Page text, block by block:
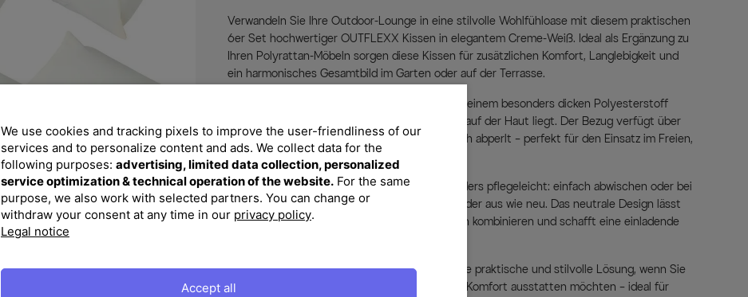
Verwandeln Sie Ihre Outdoor-Lounge in eine stilvolle Wohlfühloase mit diesem praktischen
6er Set hochwertiger OUTFLEXX Kissen in elegantem Creme-Weiß. Ideal als Ergänzung zu
Ihren Polyrattan-Möbeln sorgen diese Kissen für zusätzlichen Komfort, Langlebigkeit und
ein harmonisches Gesamtbild im Garten oder auf der Terrasse.
Jedes Kissen misst ca. 45 x 45 cm und ist mit einem besonders dicken Polyesterstoff
(300g/m²) ausgestattet, der angenehm weich auf der Haut liegt. Der Bezug verfügt über
eine PA-Beschichtung, wodurch Wasser einfach abperlt – perfekt für den Einsatz im Freien,
selbst bei plötzlichem Wetterumschwung.
Die schmutzabweisende Oberfläche ist besonders pflegeleicht: einfach abwischen oder bei
Bedarf waschen – schon sehen Ihre Kissen wieder aus wie neu. Das neutrale Design lässt
sich mühelos mit verschiedenen Gartenmöbeln kombinieren und schafft eine einladende
Dieses Set aus 6 OUTFLEXX Kissen bietet eine praktische und stilvolle Lösung, wenn Sie
mehrere Sitzgelegenheiten mit hochwertigem Komfort ausstatten möchten – ideal für
We use cookies and tracking pixels to improve the user-friendliness of our
services and to personalize content and ads. We collect data for the
following purposes: advertising, limited data collection, personalized
service optimization & technical operation of the website. For the same
purpose, we also work with selected partners. You can change or
withdraw your consent at any time in our privacy policy.
Legal notice
Accept all